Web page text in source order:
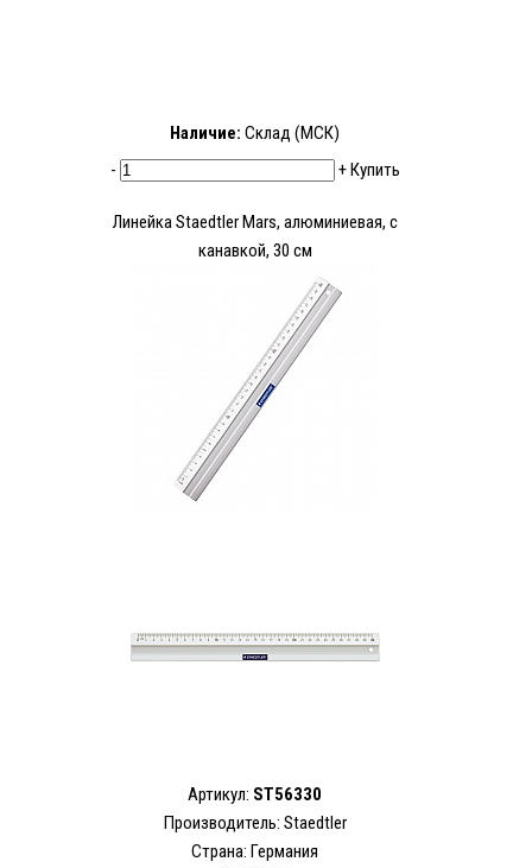
Наличие: Склад (МСК)
-
+Купить
Линейка Staedtler Mars, алюминиевая, с
канавкой, 30 см
Артикул: ST56330
Производитель: Staedtler
Страна: Германия